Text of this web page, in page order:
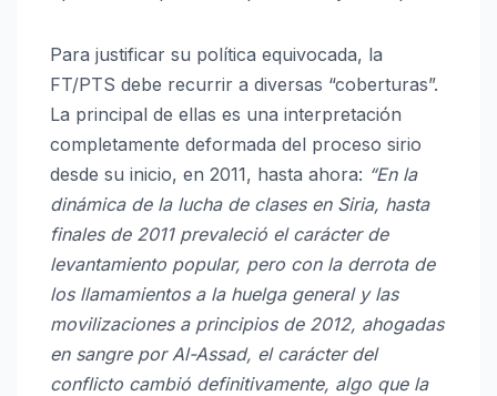
Para justificar su política equivocada, la
FT/PTS debe recurrir a diversas “coberturas”.
La principal de ellas es una interpretación
completamente deformada del proceso sirio
desde su inicio, en 2011, hasta ahora: “En la
dinámica de la lucha de clases en Siria, hasta
finales de 2011 prevaleció el carácter de
levantamiento popular, pero con la derrota de
los llamamientos a la huelga general y las
movilizaciones a principios de 2012, ahogadas
en sangre por Al-Assad, el carácter del
conflicto cambió definitivamente, algo que la